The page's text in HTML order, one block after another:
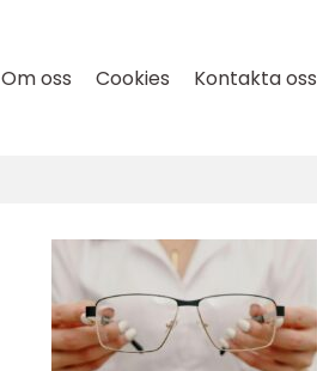
Om oss Cookies Kontakta oss